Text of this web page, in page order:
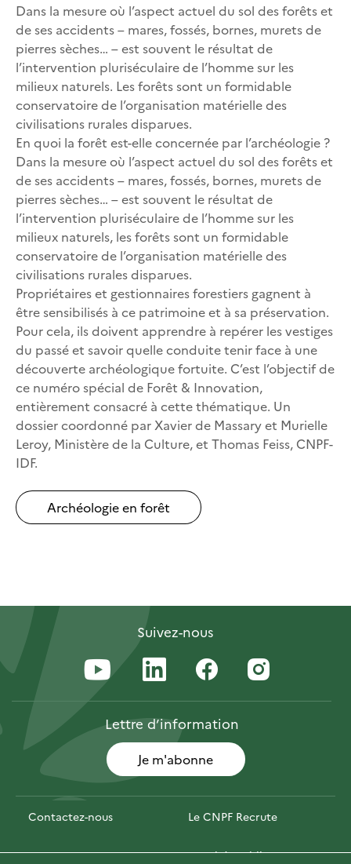
Dans la mesure où l’aspect actuel du sol des forêts et
de ses accidents – mares, fossés, bornes, murets de
pierres sèches… – est souvent le résultat de
l’intervention pluriséculaire de l’homme sur les
milieux naturels. Les forêts sont un formidable
conservatoire de l’organisation matérielle des
civilisations rurales disparues.
En quoi la forêt est-elle concernée par l’archéologie ?
Dans la mesure où l’aspect actuel du sol des forêts et
de ses accidents – mares, fossés, bornes, murets de
pierres sèches… – est souvent le résultat de
l’intervention pluriséculaire de l’homme sur les
milieux naturels, les forêts sont un formidable
conservatoire de l’organisation matérielle des
civilisations rurales disparues.
Propriétaires et gestionnaires forestiers gagnent à
être sensibilisés à ce patrimoine et à sa préservation.
Pour cela, ils doivent apprendre à repérer les vestiges
du passé et savoir quelle conduite tenir face à une
découverte archéologique fortuite. C’est l’objectif de
ce numéro spécial de Forêt & Innovation,
entièrement consacré à cette thématique. Un
dossier coordonné par Xavier de Massary et Murielle
Leroy, Ministère de la Culture, et Thomas Feiss, CNPF-
IDF.
Archéologie en forêt
Suivez-nous
Lettred’information
Je m'abonne
Contactez-nous Le CNPF Recrute
Espace presse Marchés publics